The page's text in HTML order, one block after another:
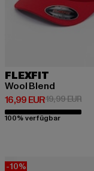
FLEXFIT
Wool Blend
16,99 EUR
Derzeitiger Preis:
19,99 EUR
100% verfügbar
-10%